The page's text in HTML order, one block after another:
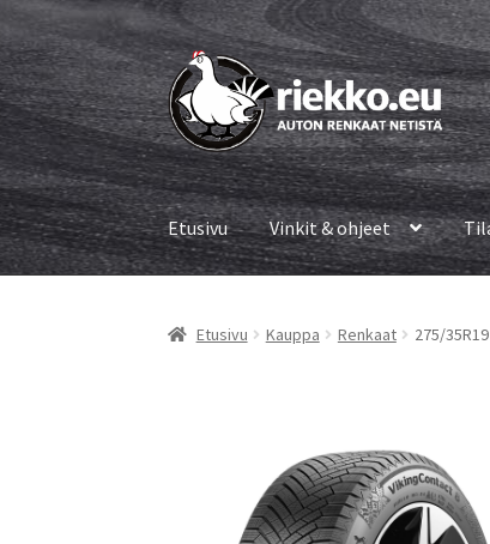
Siirry
navigointiin
Siirry
sisältöön
Etusivu Vinkit & ohjeet
Etusivu Kauppa Renkaat 275/